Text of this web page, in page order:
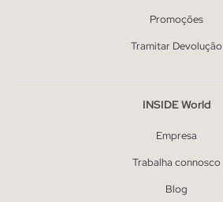
Promoções
Tramitar Devolução
INSIDE World
Empresa
Trabalha connosco
Blog